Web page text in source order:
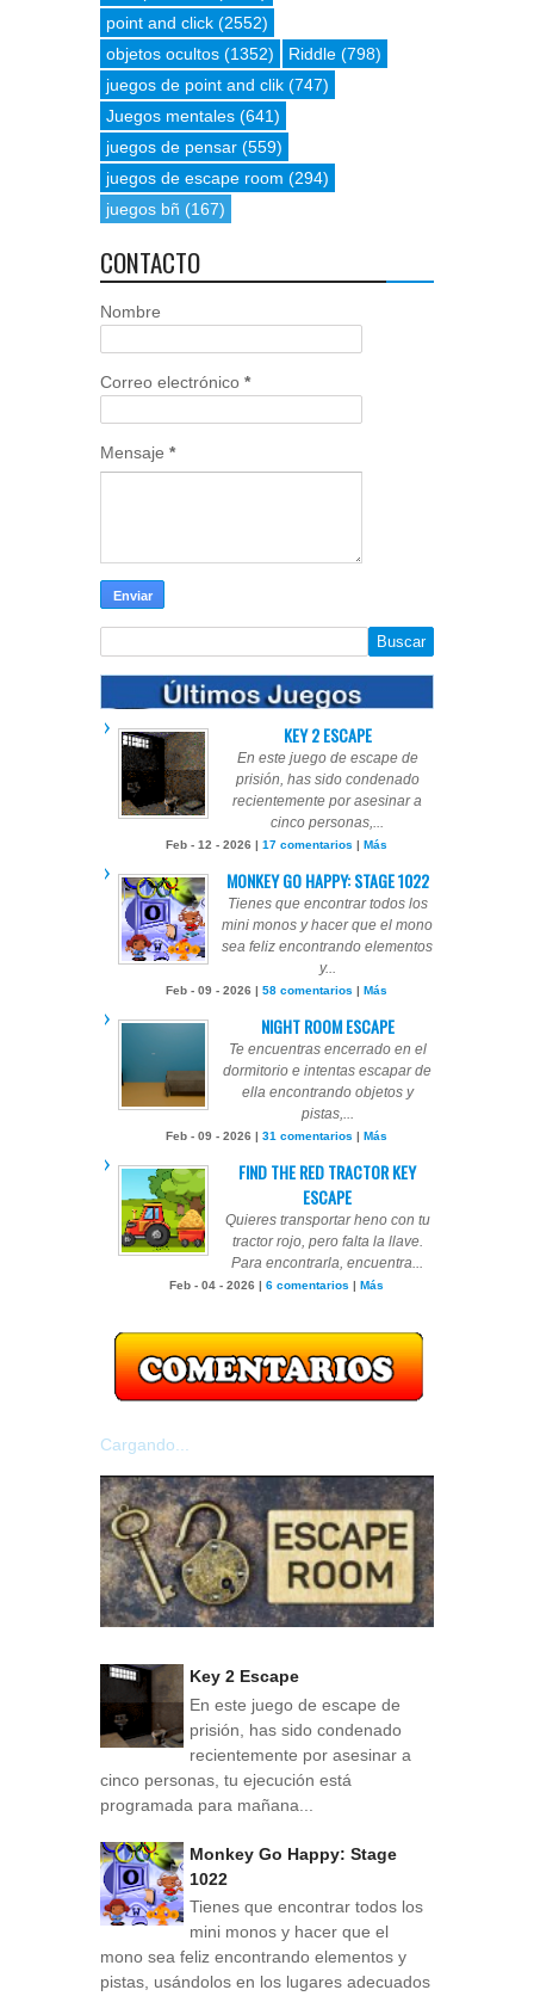
point and click (2552)
objetos ocultos (1352) Riddle (798)
juegos de point and clik (747)
Juegos mentales (641)
juegos de pensar (559)
juegos de escape room (294)
juegos bñ (167)
CONTACTO
Nombre
Correo electrónico *
Mensaje *
KEY 2 ESCAPE
En este juego de escape de
prisión, has sido condenado
recientemente por asesinar a
cinco personas,...
Feb - 12 - 2026 | 17 comentarios | Más
MONKEY GO HAPPY: STAGE 1022
Tienes que encontrar todos los
mini monos y hacer que el mono
sea feliz encontrando elementos
y...
Feb - 09 - 2026 | 58 comentarios | Más
NIGHT ROOM ESCAPE
Te encuentras encerrado en el
dormitorio e intentas escapar de
ella encontrando objetos y
pistas,...
Feb - 09 - 2026 | 31 comentarios | Más
FIND THE RED TRACTOR KEY
ESCAPE
Quieres transportar heno con tu
tractor rojo, pero falta la llave.
Para encontrarla, encuentra...
Feb - 04 - 2026 | 6 comentarios | Más
Cargando...
Key 2 Escape
En este juego de escape de
prisión, has sido condenado
recientemente por asesinar a
cinco personas, tu ejecución está
programada para mañana...
Monkey Go Happy: Stage
1022
Tienes que encontrar todos los
mini monos y hacer que el
mono sea feliz encontrando elementos y
pistas, usándolos en los lugares adecuados